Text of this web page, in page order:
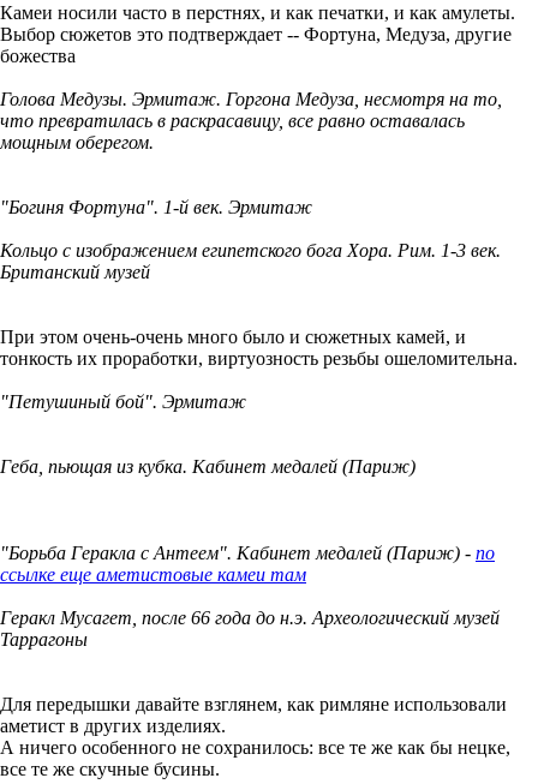
Камеи носили часто в перстнях, и как печатки, и как амулеты.
Выбор сюжетов это подтверждает -- Фортуна, Медуза, другие
божества
Голова Медузы. Эрмитаж. Горгона Медуза, несмотря на то,
что превратилась в раскрасавицу, все равно оставалась
мощным оберегом.
"Богиня Фортуна". 1-й век. Эрмитаж
Кольцо с изображением египетского бога Хора. Рим. 1-3 век.
Британский музей
При этом очень-очень много было и сюжетных камей, и
тонкость их проработки, виртуозность резьбы ошеломительна.
"Петушиный бой". Эрмитаж
Геба, пьющая из кубка. Кабинет медалей (Париж)
"Борьба Геракла с Антеем". Кабинет медалей (Париж) - по
ссылке еще аметистовые камеи там
Геракл Мусагет, после 66 года до н.э. Археологический музей
Таррагоны
Для передышки давайте взглянем, как римляне использовали
аметист в других изделиях.
А ничего особенного не сохранилось: все те же как бы нецке,
все те же скучные бусины.